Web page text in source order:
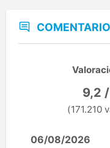
9,2
(171.210
06/08/2026